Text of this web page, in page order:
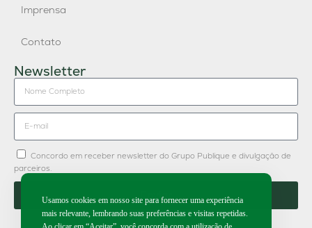
Imprensa
Contato
Newsletter
Concordo em receber newsletter do Grupo Publique e divulgação de
parceiros.
Enviar
Usamos cookies em nosso site para fornecer uma experiência
mais relevante, lembrando suas preferências e visitas repetidas.